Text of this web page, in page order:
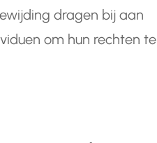
dragen bij aan
om hun rechten te